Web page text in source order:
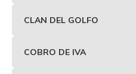
CLAN DEL GOLFO
COBRO DE IVA